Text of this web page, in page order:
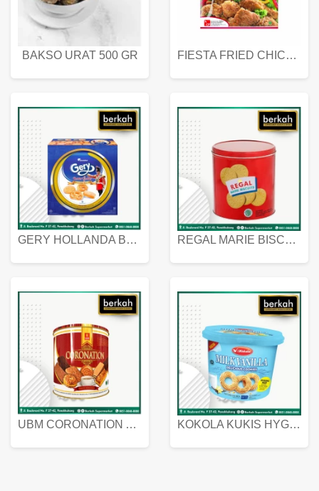
BAKSO URAT 500 GR FIESTA FRIED CHICKEN 500 GR
GERY HOLLANDA BUTTER COOKIES 450 GRAM REGAL MARIE BISCUIT KALENG 550 GRAM
UBM CORONATION ASSORTED BISKUIT KALENG 450 GRAM KOKOLA KUKIS HYGIENIC MILK VANILLA PACK 320 GR